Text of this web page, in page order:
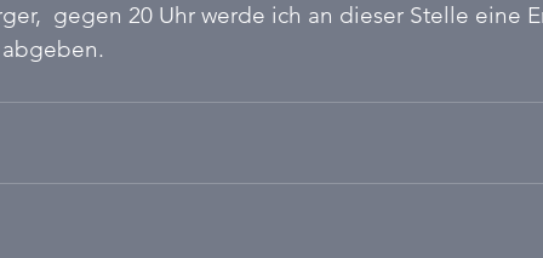
gegen 20 Uhr werde ich an dieser Stelle eine